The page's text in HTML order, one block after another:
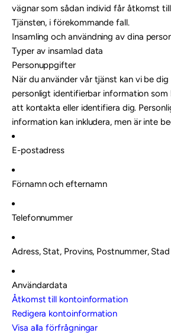
vägnar som sådan individ får åtkomst
Tjänsten, i förekommande fall.
Insamling och användning av dina
Typer av insamlad data
Personuppgifter
När du använder vår tjänst kan vi be
personligt identifierbar information som
att kontakta eller identifiera dig.
information kan inkludera, men är inte
E-postadress
Förnamn och efternamn
Telefonnummer
Adress, Stat, Provins, Postnummer, Stad
Användardata
Åtkomst till kontoinformation
Redigera kontoinformation
Visa alla förfrågningar